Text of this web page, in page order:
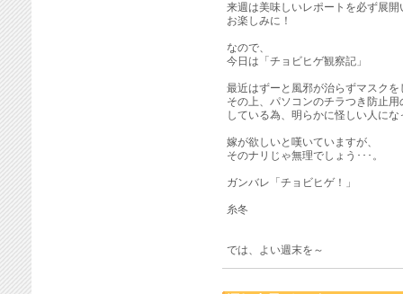
来週は美味しいレポートを必ず展開
お楽しみに！
なので、
今日は「チョビヒゲ観察記」
最近はずーと風邪が治らずマスクを
その上、パソコンのチラつき防止
している為、明らかに怪しい人に
嫁が欲しいと嘆いていますが、
そのナリじゃ無理でしょう･･･。
ガンバレ「チョビヒゲ！」
糸冬
では、よい週末を～